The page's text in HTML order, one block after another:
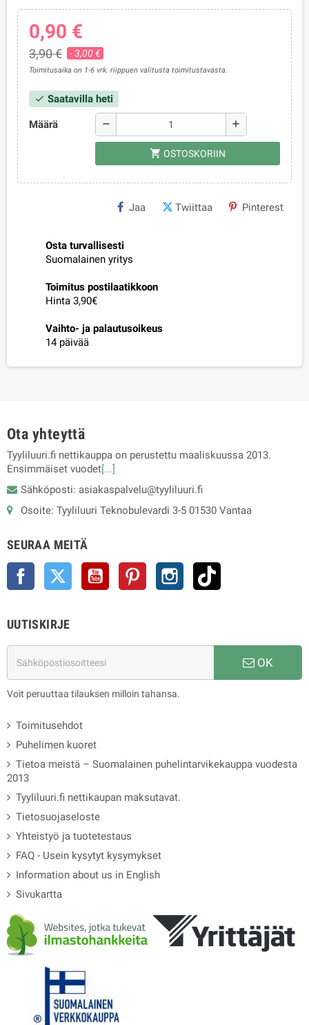
0,90 €
3,90 € - 3,00 €
Toimitusaika on 1-6 vrk. riippuen valitusta toimitustavasta.
check Saatavilla heti
Määrä remove add
shopping_cart OSTOSKORIIN
Jaa Twiittaa Pinterest
Osta turvallisesti
Suomalainen yritys
Toimitus postilaatikkoon
Hinta 3,90€
Vaihto- ja palautusoikeus
14 päivää
Ota yhteyttä
Tyyliluuri.fi nettikauppa on perustettu maaliskuussa 2013.
Ensimmäiset vuodet[...]
Sähköposti: asiakaspalvelu@tyyliluuri.fi
Osoite: Tyyliluuri Teknobulevardi 3-5 01530 Vantaa
SEURAA MEITÄ
Facebook Twitter YouTube Pinterest Instagram
UUTISKIRJE
OK
Voit peruuttaa tilauksen milloin tahansa.
Toimitusehdot
Puhelimen kuoret
Tietoa meistä – Suomalainen puhelintarvikekauppa vuodesta
2013
Tyyliluuri.fi nettikaupan maksutavat.
Tietosuojaseloste
Yhteistyö ja tuotetestaus
FAQ - Usein kysytyt kysymykset
Information about us in English
Sivukartta